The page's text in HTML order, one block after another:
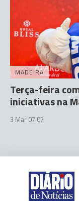
MADEIRA
Terça-feira
iniciativas na
3 Mar 07:07